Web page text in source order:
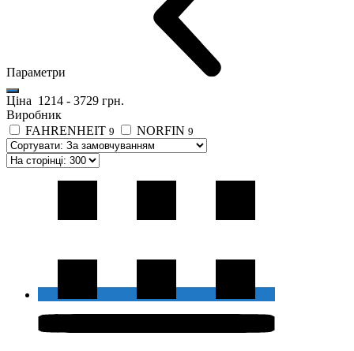
Параметри
Ціна 1214 - 3729 грн.
Виробник
FAHRENHEIT 9 NORFIN 9